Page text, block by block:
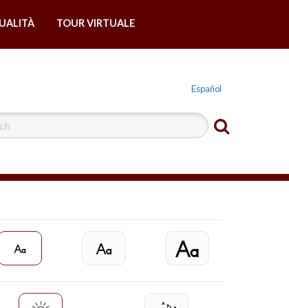
TOUR VIRTUALE
Español